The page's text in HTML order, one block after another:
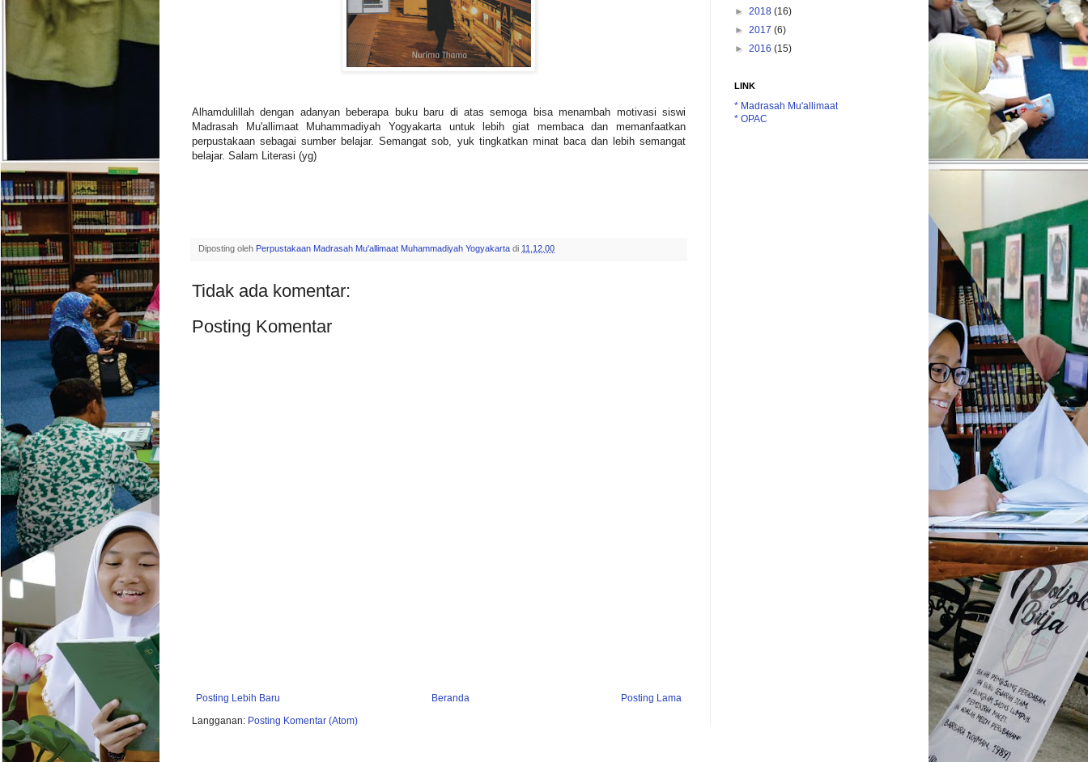
Alhamdulillah dengan adanyan beberapa buku baru di atas semoga bisa menambah motivasi siswi
Madrasah Mu'allimaat Muhammadiyah Yogyakarta untuk lebih giat membaca dan memanfaatkan
perpustakaan sebagai sumber belajar. Semangat sob, yuk tingkatkan minat baca dan lebih semangat
belajar. Salam Literasi (yg)
Diposting oleh Perpustakaan Madrasah Mu'allimaat Muhammadiyah Yogyakarta di 11.12.00
Tidak ada komentar:
Posting Komentar
Posting Lebih Baru Posting Lama
Beranda
Langganan: Posting Komentar (Atom)
► 2018 (16)
► 2017 (6)
► 2016 (15)
LINK
* Madrasah Mu'allimaat
* OPAC